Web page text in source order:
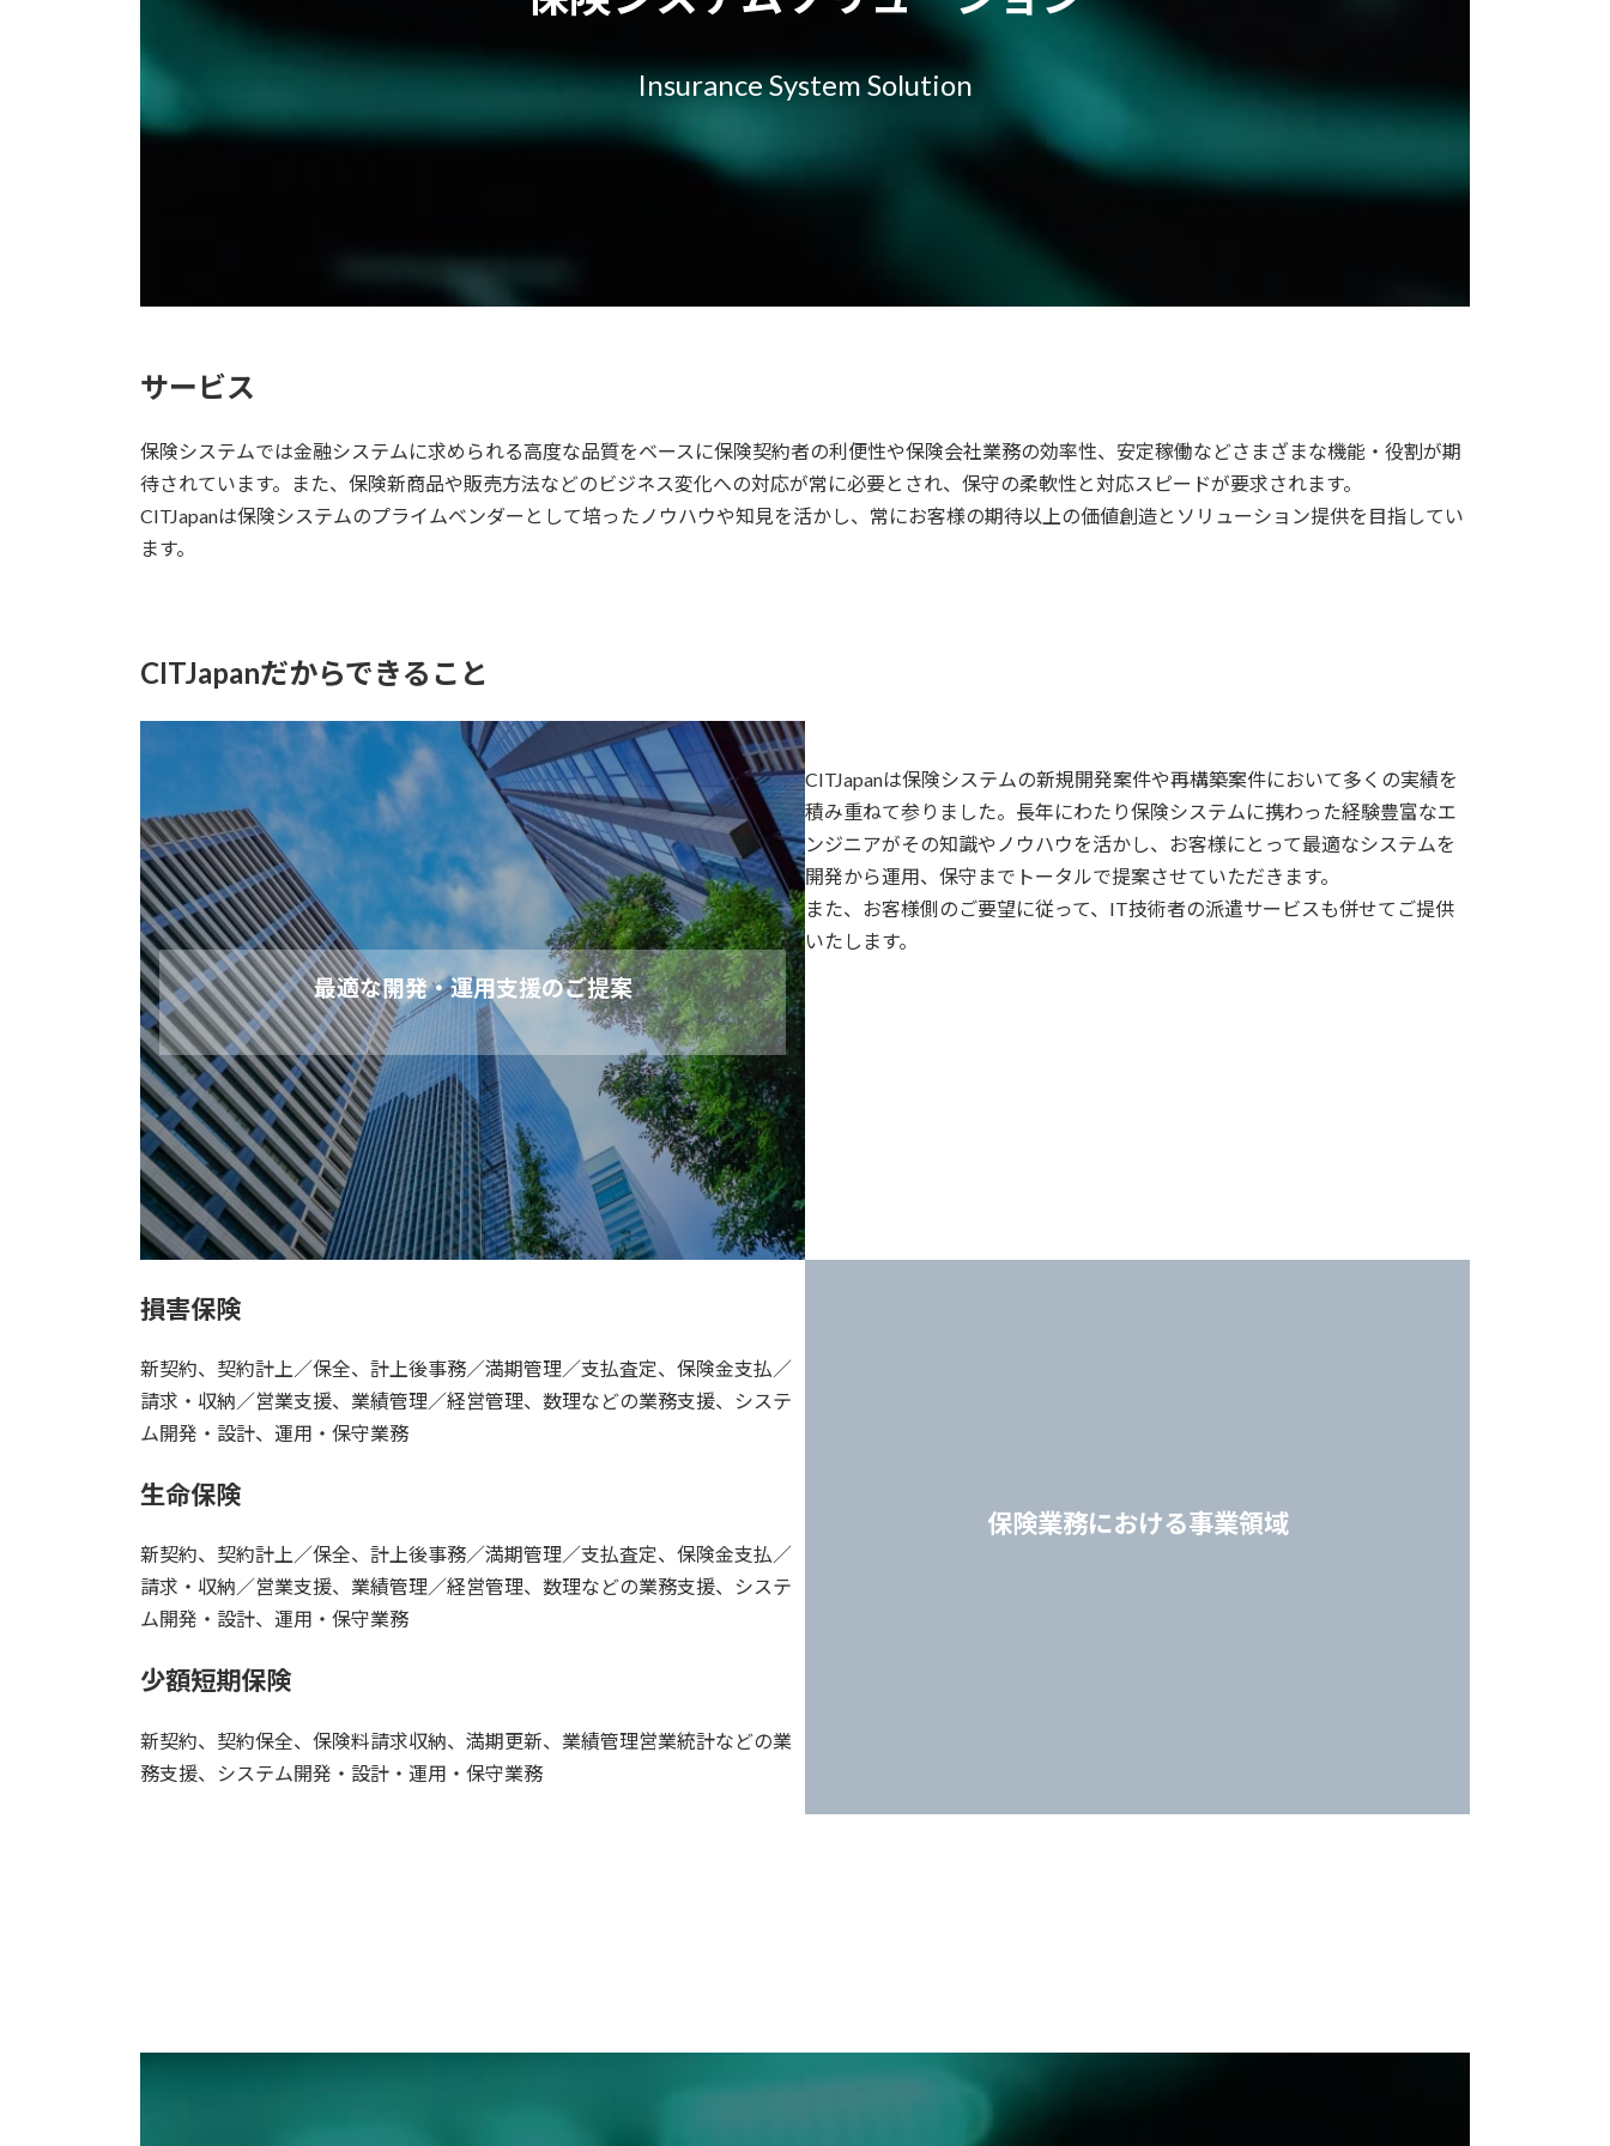
Insurance System Solution
サービス
保険システムでは金融システムに求められる高度な品質をベースに保険契約者の利便性や保険会社業務の効率性、安定稼働などさまざまな機能・役割が期
待されています。また、保険新商品や販売方法などのビジネス変化への対応が常に必要とされ、保守の柔軟性と対応スピードが要求されます。
CITJapanは保険システムのプライムベンダーとして培ったノウハウや知見を活かし、常にお客様の期待以上の価値創造とソリューション提供を目指してい
ます。
CITJapanだからできること
最適な開発・運用支援のご提案
CITJapanは保険システムの新規開発案件や再構築案件において多くの実績を
積み重ねて参りました。長年にわたり保険システムに携わった経験豊富なエ
ンジニアがその知識やノウハウを活かし、お客様にとって最適なシステムを
開発から運用、保守までトータルで提案させていただきます。
また、お客様側のご要望に従って、IT技術者の派遣サービスも併せてご提供
いたします。
損害保険
新契約、契約計上／保全、計上後事務／満期管理／支払査定、保険金支払／
請求・収納／営業支援、業績管理／経営管理、数理などの業務支援、システ
ム開発・設計、運用・保守業務
生命保険
新契約、契約計上／保全、計上後事務／満期管理／支払査定、保険金支払／
請求・収納／営業支援、業績管理／経営管理、数理などの業務支援、システ
ム開発・設計、運用・保守業務
少額短期保険
新契約、契約保全、保険料請求収納、満期更新、業績管理営業統計などの業
務支援、システム開発・設計・運用・保守業務
保険業務における事業領域